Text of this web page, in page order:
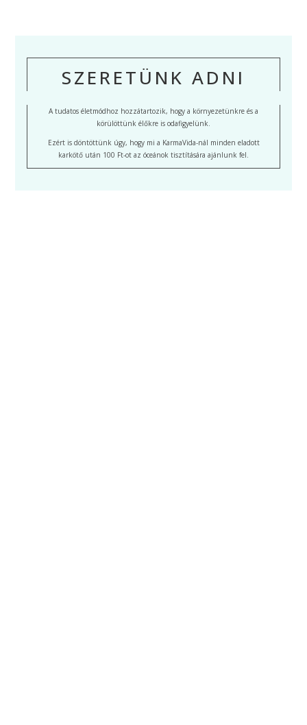
SZERETÜNK ADNI
A tudatos életmódhoz hozzátartozik, hogy a környezetünkre és a
körülöttünk élőkre is odafigyelünk.
Ezért is döntöttünk úgy, hogy mi a KarmaVida-nál minden eladott
karkötő után 100 Ft-ot az óceánok tisztítására ajánlunk fel.